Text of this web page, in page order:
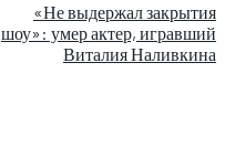
«Не выдержал закрытия
шоу»: умер актер, игравший
Виталия Наливкина